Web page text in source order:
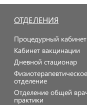
ОТДЕЛЕНИЯ
Процедурный кабинет
Кабинет вакцинации
Дневной стационар
Физиотерапевтическое
отделение
Отделение общей
практики